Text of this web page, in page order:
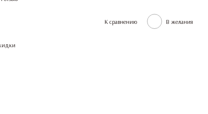
К сравнению В желания